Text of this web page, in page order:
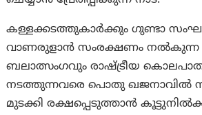
കള്ളക്കടത്തുകാർക്കും ഗുണ്ടാ
വാണരുളാൻ സംരക്ഷണം നൽകുന്ന
ബലാത്സംഗവും രാഷ്ട്രീയ
നടത്തുന്നവരെ പൊതു ഖജനാവിൽ
മുടക്കി രക്ഷപ്പെടുത്താൻ